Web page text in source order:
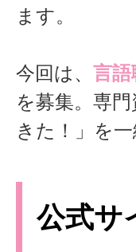
ます。
今回は、 言語
を募集。専
きた！」を
公式サ